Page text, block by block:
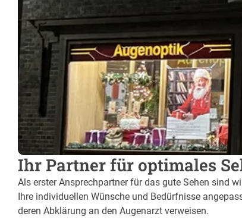
Ihr Partner für optimales
Als erster Ansprechpartner für das gute Sehen sind
Ihre individuellen Wünsche und Bedürfnisse
deren Abklärung an den Augenarzt verweisen.